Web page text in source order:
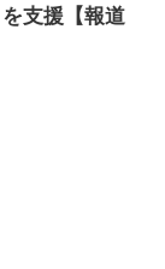
支援【報道